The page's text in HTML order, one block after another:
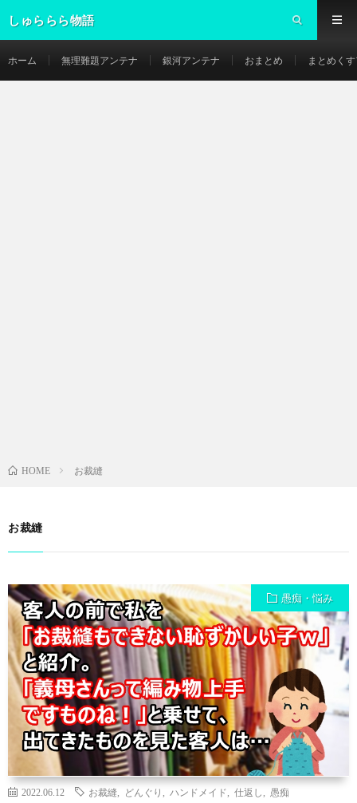
しゅららら物語
ホーム 無理難題アンテナ 銀河アンテナ おまとめ まとめく
HOME お裁縫
お裁縫
愚痴・悩み
2022.06.12 お裁縫 どんぐり ハンドメイド 仕返し 愚痴